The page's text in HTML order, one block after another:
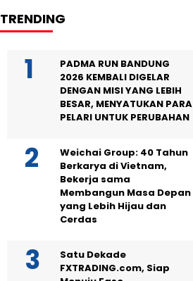
TRENDING
PADMA RUN BANDUNG
2026 KEMBALI DIGELAR
DENGAN MISI YANG LEBIH
BESAR, MENYATUKAN PARA
PELARI UNTUK PERUBAHAN
Weichai Group: 40 Tahun
Berkarya di Vietnam,
Bekerja sama
Membangun Masa Depan
yang Lebih Hijau dan
Cerdas
Satu Dekade
FXTRADING.com, Siap